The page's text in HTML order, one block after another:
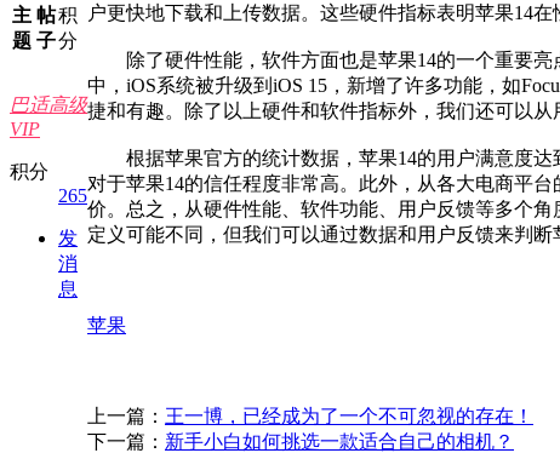
主
题
帖
子
积
分
巴适高级
VIP
积分
265
发
消
息
户更快地下载和上传数据。这些硬件指标表明苹果14
除了硬件性能，软件方面也是苹果14的一个重要亮
中，iOS系统被升级到iOS 15，新增了许多功能，如
捷和有趣。除了以上硬件和软件指标外，我们还可以从
根据苹果官方的统计数据，苹果14的用户满意度达
对于苹果14的信任程度非常高。此外，从各大电商平
价。总之，从硬件性能、软件功能、用户反馈等多个
定义可能不同，但我们可以通过数据和用户反馈来判
苹果
上一篇： 王一博，已经成为了一个不可忽视的存在！
下一篇： 新手小白如何挑选一款适合自己的相机？